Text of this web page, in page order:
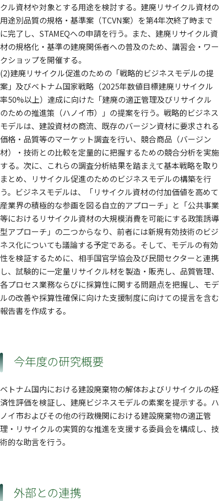
クル資材や対象とする用途を検討する。建廃リサイクル資材の
用途別品質の規格・基準案（TCVN案）を第4年次終了時まで
に完了し、STAMEQへの申請を行う。また、建廃リサイクル資
材の規格化・基準の建廃関係者への普及のため、講習会・ワー
クショップを開催する。
(2)建廃リサイクル促進のための「戦略的ビジネスモデルの提
案」及びベトナム国家戦略（2025年数値目標建廃リサイクル
率50%以上）達成に向けた「建廃の適正管理及びリサイクル
のための推進策（ハノイ市）」の提案を行う。戦略的ビジネス
モデルは、建設資材の商流、既存のバージン資材に要求される
価格・品質等のマーケット調査を行い、競合商品（バージン
材）・技術との比較を定量的に把握するための競合分析を実施
する。次に、これらの調査分析結果を踏まえて基本戦略を取り
まとめ、リサイクル促進のためのビジネスモデルの構築を行
う。ビジネスモデルは、「リサイクル資材の付加価値を高めて
産業界の積極的な参画を図る自立的アプローチ」と「公共事業
等におけるリサイクル資材の大規模消費を可能にする政策誘導
型アプローチ」の二つからなり、前者には新規有効技術のビジ
ネス化についても議論する予定である。そして、モデルの有効
性を検証するために、相手国官学協会及び民間セクターと連携
し、試験的に一定量リサイクル材を製造・販売し、品質管理、
各プロセス業務ならびに採算性に関する問題点を把握し、モデ
ルの改善や採算性確保に向けた支援制度に向けての提言を含む
報告書を作成する。
今年度の研究概要
ベトナム国内における建設廃棄物の解体およびリサイクルの経
済性評価を検証し、建廃ビジネスモデルの素案を提示する。ハ
ノイ市およびその他の行政機関における建設廃棄物の適正管
理・リサイクルの実質的な推進を支援する委員会を構成し、技
術的な助言を行う。
外部との連携